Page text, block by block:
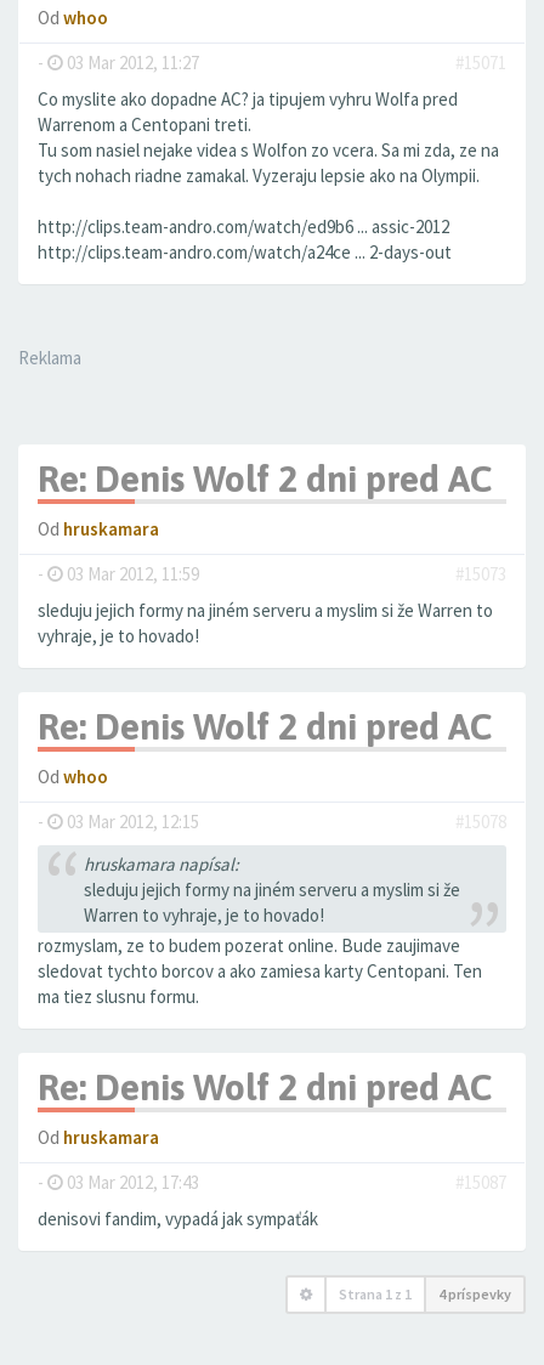
Od whoo
-
03 Mar 2012, 11:27
#15071
Co myslite ako dopadne AC? ja tipujem vyhru Wolfa pred
Warrenom a Centopani treti.
Tu som nasiel nejake videa s Wolfon zo vcera. Sa mi zda, ze na
tych nohach riadne zamakal. Vyzeraju lepsie ako na Olympii.
http://clips.team-andro.com/watch/ed9b6 ... assic-2012
http://clips.team-andro.com/watch/a24ce ... 2-days-out
Reklama
Re: Denis Wolf 2 dni pred AC
Od hruskamara
-
03 Mar 2012, 11:59
#15073
sleduju jejich formy na jiném serveru a myslim si že Warren to
vyhraje, je to hovado!
Re: Denis Wolf 2 dni pred AC
Od whoo
-
03 Mar 2012, 12:15
#15078
hruskamara napísal:
sleduju jejich formy na jiném serveru a myslim si že
Warren to vyhraje, je to hovado!
rozmyslam, ze to budem pozerat online. Bude zaujimave
sledovat tychto borcov a ako zamiesa karty Centopani. Ten
ma tiez slusnu formu.
Re: Denis Wolf 2 dni pred AC
Od hruskamara
-
03 Mar 2012, 17:43
#15087
denisovi fandim, vypadá jak sympaťák
Strana 1 z 1 4 príspevky